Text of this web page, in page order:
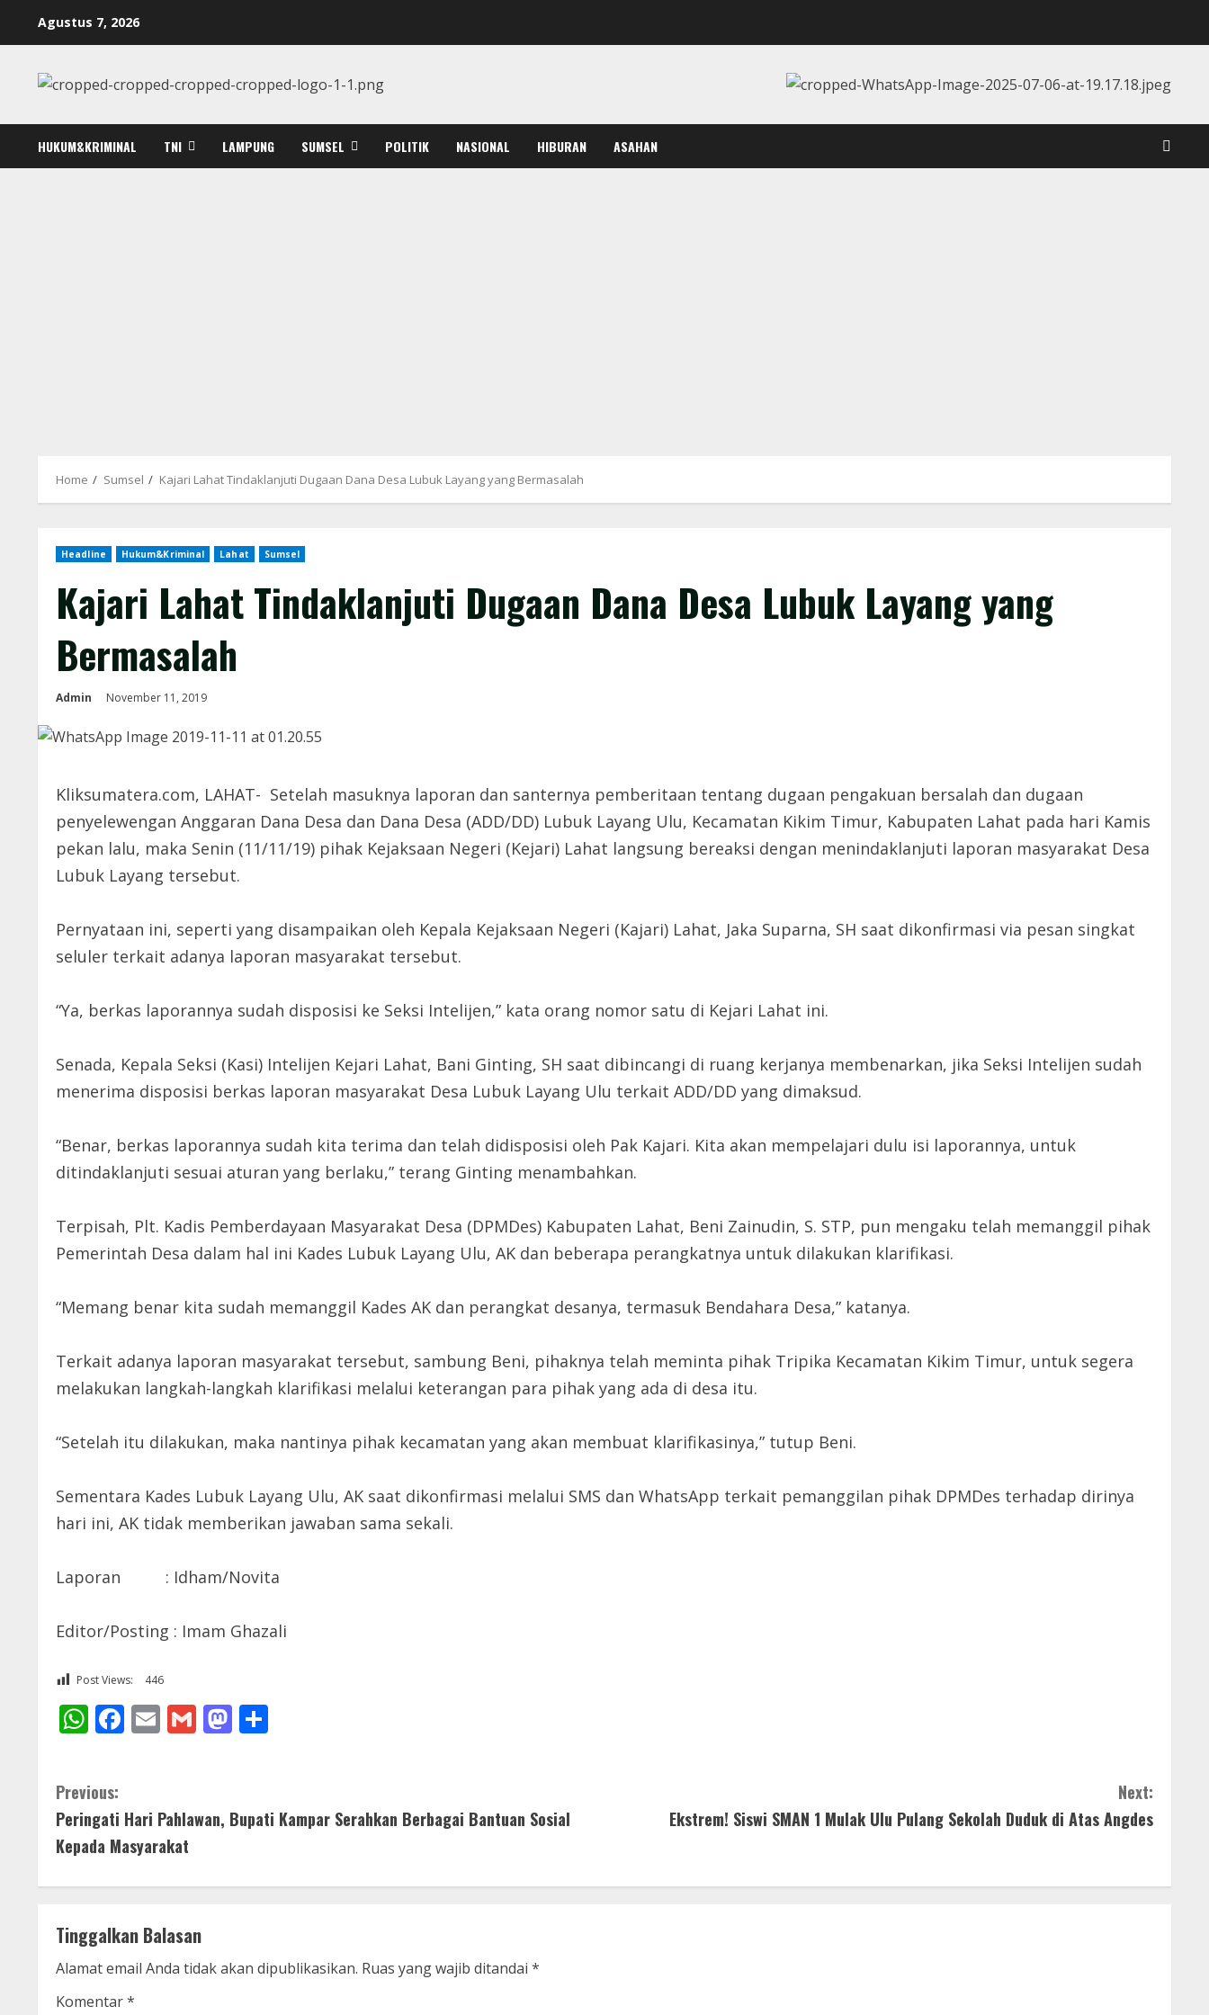
Agustus 7, 2026
HUKUM&KRIMINAL TNI LAMPUNG SUMSEL POLITIK NASIONAL HIBURAN ASAHAN
Home Sumsel Kajari Lahat Tindaklanjuti Dugaan Dana Desa Lubuk Layang yang Bermasalah
Headline Hukum&Kriminal Lahat Sumsel
Kajari Lahat Tindaklanjuti Dugaan Dana Desa Lubuk Layang yang
Bermasalah
Admin November 11, 2019
Kliksumatera.com, LAHAT- Setelah masuknya laporan dan santernya pemberitaan tentang dugaan pengakuan bersalah dan dugaan
penyelewengan Anggaran Dana Desa dan Dana Desa (ADD/DD) Lubuk Layang Ulu, Kecamatan Kikim Timur, Kabupaten Lahat pada hari Kamis
pekan lalu, maka Senin (11/11/19) pihak Kejaksaan Negeri (Kejari) Lahat langsung bereaksi dengan menindaklanjuti laporan masyarakat Desa
Lubuk Layang tersebut.
Pernyataan ini, seperti yang disampaikan oleh Kepala Kejaksaan Negeri (Kajari) Lahat, Jaka Suparna, SH saat dikonfirmasi via pesan singkat
seluler terkait adanya laporan masyarakat tersebut.
“Ya, berkas laporannya sudah disposisi ke Seksi Intelijen,” kata orang nomor satu di Kejari Lahat ini.
Senada, Kepala Seksi (Kasi) Intelijen Kejari Lahat, Bani Ginting, SH saat dibincangi di ruang kerjanya membenarkan, jika Seksi Intelijen sudah
menerima disposisi berkas laporan masyarakat Desa Lubuk Layang Ulu terkait ADD/DD yang dimaksud.
“Benar, berkas laporannya sudah kita terima dan telah didisposisi oleh Pak Kajari. Kita akan mempelajari dulu isi laporannya, untuk
ditindaklanjuti sesuai aturan yang berlaku,” terang Ginting menambahkan.
Terpisah, Plt. Kadis Pemberdayaan Masyarakat Desa (DPMDes) Kabupaten Lahat, Beni Zainudin, S. STP, pun mengaku telah memanggil pihak
Pemerintah Desa dalam hal ini Kades Lubuk Layang Ulu, AK dan beberapa perangkatnya untuk dilakukan klarifikasi.
“Memang benar kita sudah memanggil Kades AK dan perangkat desanya, termasuk Bendahara Desa,” katanya.
Terkait adanya laporan masyarakat tersebut, sambung Beni, pihaknya telah meminta pihak Tripika Kecamatan Kikim Timur, untuk segera
melakukan langkah-langkah klarifikasi melalui keterangan para pihak yang ada di desa itu.
“Setelah itu dilakukan, maka nantinya pihak kecamatan yang akan membuat klarifikasinya,” tutup Beni.
Sementara Kades Lubuk Layang Ulu, AK saat dikonfirmasi melalui SMS dan WhatsApp terkait pemanggilan pihak DPMDes terhadap dirinya
hari ini, AK tidak memberikan jawaban sama sekali.
Laporan : Idham/Novita
Editor/Posting : Imam Ghazali
Post Views: 446
WhatsApp
Facebook
EmailGmailMastodon
C
o
i
n
Previous:
Peringati Hari Pahlawan, Bupati Kampar Serahkan Berbagai Bantuan Sosial
Kepada Masyarakat
Next:
Ekstrem! Siswi SMAN 1 Mulak Ulu Pulang Sekolah Duduk di Atas Angdes
Tinggalkan Balasan
Alamat email Anda tidak akan dipublikasikan. Ruas yang wajib ditandai *
Komentar*